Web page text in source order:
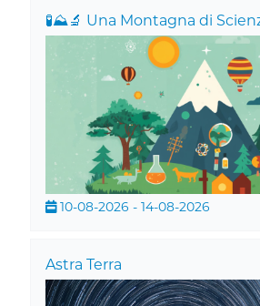
🧪⛰️🔬 Una Montagna di
10-08-2026 - 14-08-2026
Astra Terra